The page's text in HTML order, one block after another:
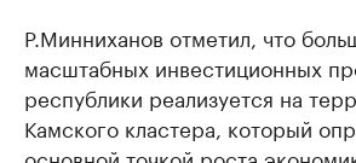
Р.Минниханов отметил, что
масштабных инвестиционных
республики реализуется на
Камского кластера, который